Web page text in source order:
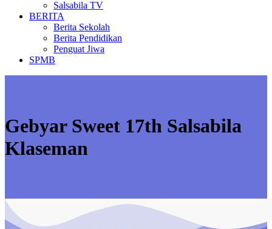
Salsabila TV
BERITA
Berita Sekolah
Berita Pendidikan
Penguat Jiwa
SPMB
Gebyar Sweet 17th Salsabila
Klaseman